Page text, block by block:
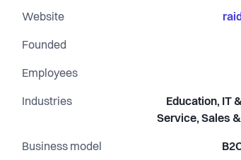
Website
Founded
Employees
Industries
Education, IT
Service, Sales
Business model